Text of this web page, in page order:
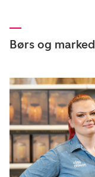
Børs og marked